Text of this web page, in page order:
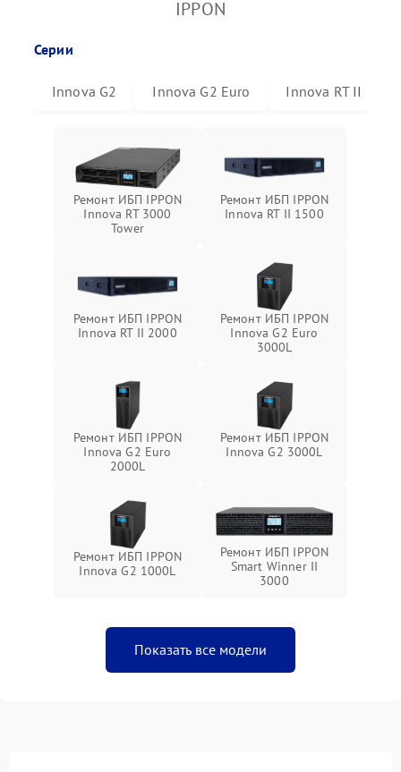
IPPON
Серии
Innova G2 Innova G2 Euro Innova RT II
Ремонт ИБП IPPON
Innova RT 3000
Tower
Ремонт ИБП IPPON
Innova RT II 1500
Ремонт ИБП IPPON
Innova RT II 2000
Ремонт ИБП IPPON
Innova G2 Euro
3000L
Ремонт ИБП IPPON
Innova G2 Euro
2000L
Ремонт ИБП IPPON
Innova G2 3000L
Ремонт ИБП IPPON
Innova G2 1000L
Ремонт ИБП IPPON
Smart Winner II
3000
Показать все модели